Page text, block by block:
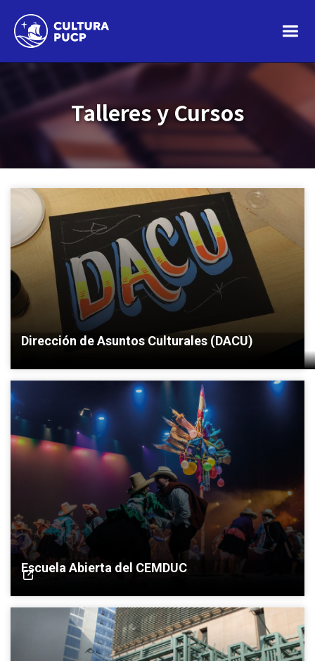
Talleres y Cursos
Dirección de Asuntos Culturales (DACU)
Escuela Abierta del CEMDUC